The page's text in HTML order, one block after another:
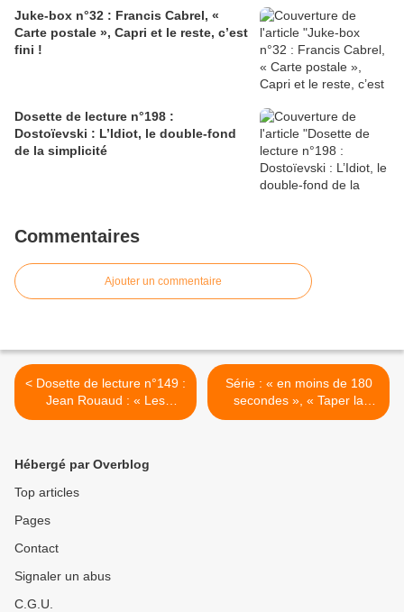
Juke-box n°32 : Francis Cabrel, «
Carte postale », Capri et le reste, c’est
fini !
Dosette de lecture n°198 :
Dostoïevski : L’Idiot, le double-fond
de la simplicité
Commentaires
Ajouter un commentaire
< Dosette de lecture n°149 :
Jean Rouaud : « Les
Champs d’honneur », les
Série : « en moins de 180
secondes », « Taper la
route » (Morvenn édition)
Hébergé par Overblog
Top articles
Pages
Contact
Signaler un abus
C.G.U.